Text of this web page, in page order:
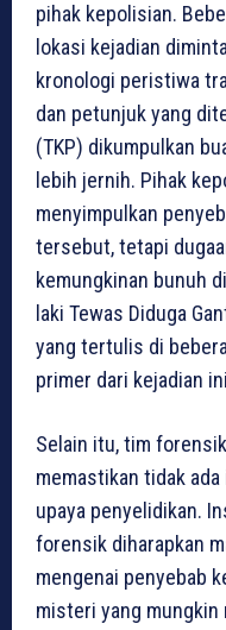
pihak kepolisian.
lokasi kejadian
kronologi peristiwa
dan petunjuk yang
(TKP) dikumpulkan
lebih jernih. Pihak
menyimpulkan
tersebut, tetapi
kemungkinan bunuh
laki Tewas Diduga
yang tertulis di
primer dari kejadian
Selain itu, tim
memastikan tidak
upaya penyelidikan.
forensik diharapkan
mengenai penyebab
misteri yang mungkin